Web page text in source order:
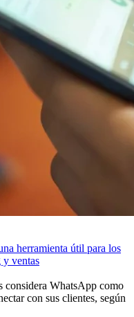
herramienta útil para los
y ventas
considera WhatsApp como
con sus clientes, según